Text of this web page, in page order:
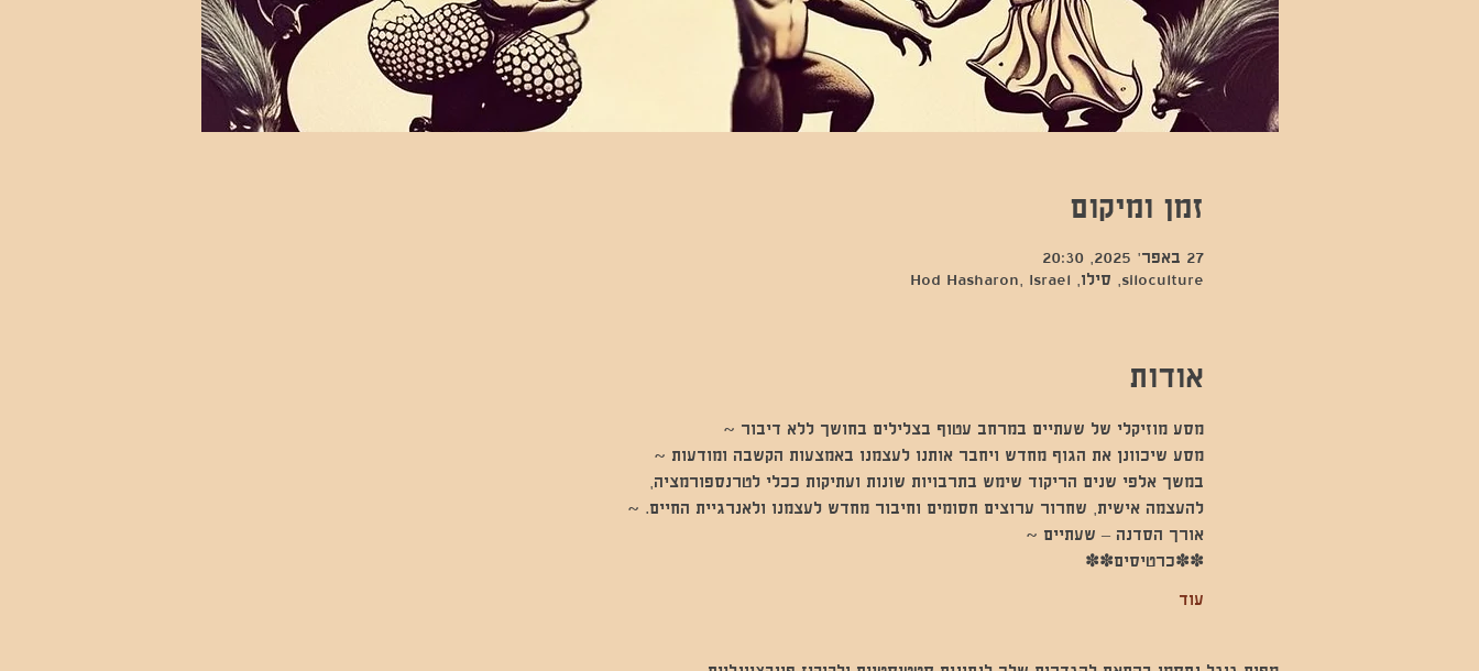
זמן ומיקום
27 באפר׳ 2025, 20:30
siloculture, סילו, Hod Hasharon, Israel
אודות
מסע מוזיקלי של שעתיים במרחב עטוף בצלילים בחושך ללא דיבור ~
מסע שיכוונן את הגוף מחדש ויחבר אותנו לעצמנו באמצעות הקשבה ומודעות ~
במשך אלפי שנים הריקוד שימש בתרבויות שונות ועתיקות ככלי לטרנספורמציה,
להעצמה אישית, שחרור ערוצים חסומים וחיבור מחדש לעצמנו ולאנרגיית החיים. ~
אורך הסדנה – שעתיים ~
✽✽כרטיסים✽✽
עוד